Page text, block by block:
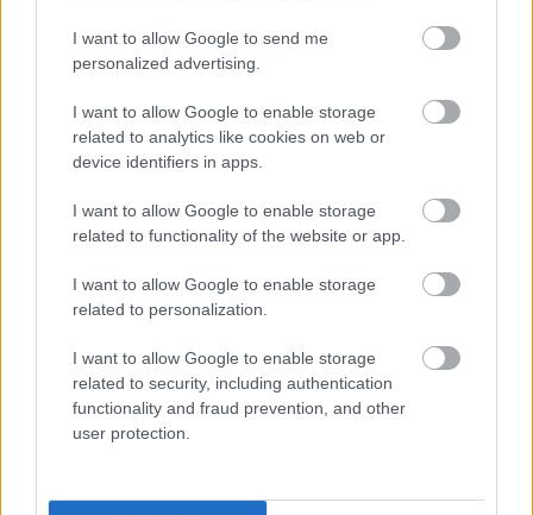
I want to allow Google to send me
personalized advertising.
I want to allow Google to enable storage
related to analytics like cookies on web or
device identifiers in apps.
I want to allow Google to enable storage
related to functionality of the website or app.
I want to allow Google to enable storage
related to personalization.
I want to allow Google to enable storage
related to security, including authentication
functionality and fraud prevention, and other
user protection.
KEZDŐDIK A 13. SZEMREVALÓ FILMFESZTIVÁL
AZ EMBERSÉG ÜNNEPE